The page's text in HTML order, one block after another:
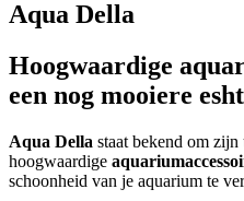
Aqua Della
Hoogwaardige
een nog mooiere
Aqua Della staat bekend om
hoogwaardige
schoonheid van je aquarium te